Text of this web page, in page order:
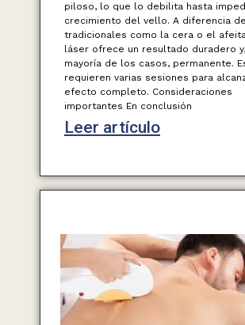
piloso, lo que lo debilita hasta
crecimiento del vello. A diferencia
tradicionales como la cera o el
láser ofrece un resultado duradero
mayoría de los casos, permanente.
requieren varias sesiones para
efecto completo. Consideraciones
importantes En conclusión
Leer artículo